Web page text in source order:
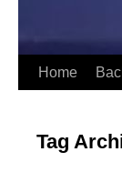
Home
Tag